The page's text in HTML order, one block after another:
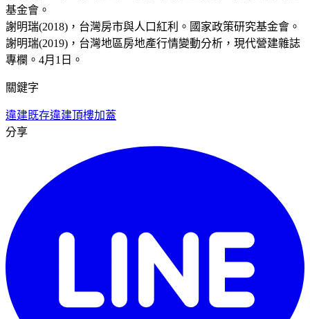
基金會。
謝明瑞(2018)，台灣房市與人口紅利。國家政策研究基金會。
謝明瑞(2019)，台灣地區房地產行情變動分析，現代營建雜誌
專欄。4月1日。
關鍵字
違建既存違建頂樓加蓋
分享